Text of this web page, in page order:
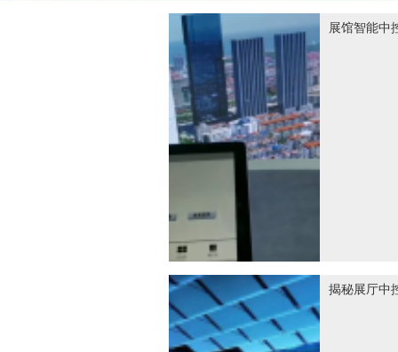
展馆智能中
揭秘展厅中